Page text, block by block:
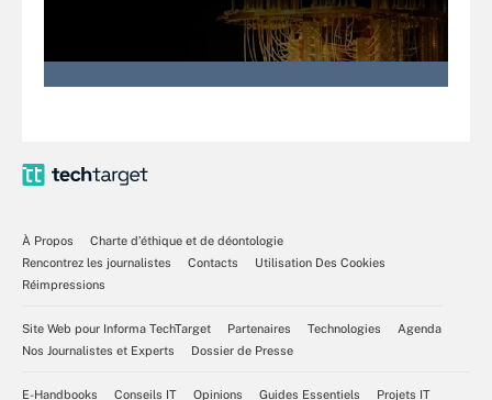
À Propos
Charte d’éthique et de déontologie
Rencontrez les journalistes
Contacts
Utilisation Des Cookies
Réimpressions
Site Web pour Informa TechTarget Partenaires Technologies
Agenda
Nos Journalistes et Experts
Dossier de Presse
E-Handbooks Conseils IT Opinions Guides Essentiels Projets IT